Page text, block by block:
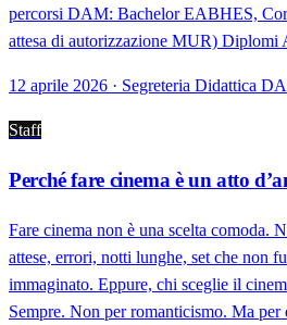
percorsi DAM: Bachelor EABHES,
attesa di autorizzazione MUR)
12 aprile 2026 · Segreteria Didattica
Staff
Perché fare cinema è un atto
Fare cinema non è una scelta comoda.
attese, errori, notti lunghe, set che non
immaginato. Eppure, chi sceglie il
Sempre. Non per romanticismo. Ma